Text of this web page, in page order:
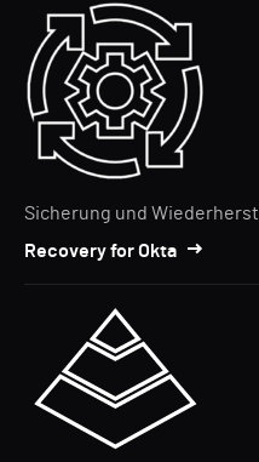
Sicherung und
Recovery for Okta